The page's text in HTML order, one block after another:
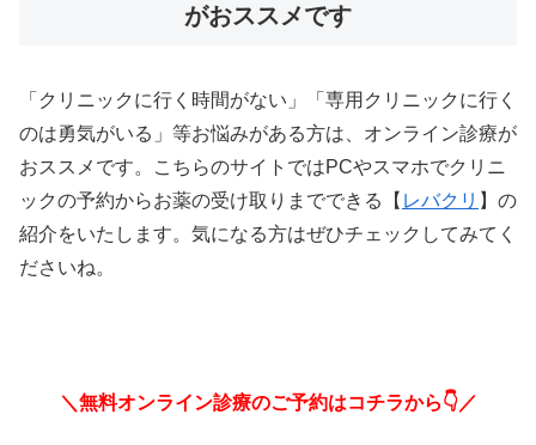
がおススメです
「クリニックに行く時間がない」「専用クリニックに行く
のは勇気がいる」等お悩みがある方は、オンライン診療が
おススメです。こちらのサイトではPCやスマホでクリニ
ックの予約からお薬の受け取りまでできる【 レバクリ 】の
紹介をいたします。気になる方はぜひチェックしてみてく
ださいね。
＼無料オンライン診療のご予約はコチラから👇／